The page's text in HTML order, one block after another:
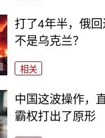
打了4年半，俄
不是乌克兰？
相关
中国这波操作，
霸权打出了原形